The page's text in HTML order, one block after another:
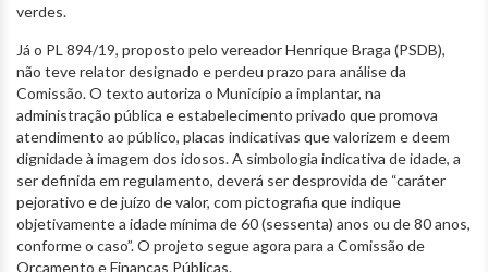
verdes.
Já o PL 894/19, proposto pelo vereador Henrique Braga (PSDB),
não teve relator designado e perdeu prazo para análise da
Comissão. O texto autoriza o Município a implantar, na
administração pública e estabelecimento privado que promova
atendimento ao público, placas indicativas que valorizem e deem
dignidade à imagem dos idosos. A simbologia indicativa de idade, a
ser definida em regulamento, deverá ser desprovida de “caráter
pejorativo e de juízo de valor, com pictografia que indique
objetivamente a idade mínima de 60 (sessenta) anos ou de 80 anos,
conforme o caso”. O projeto segue agora para a Comissão de
Orçamento e Finanças Públicas.